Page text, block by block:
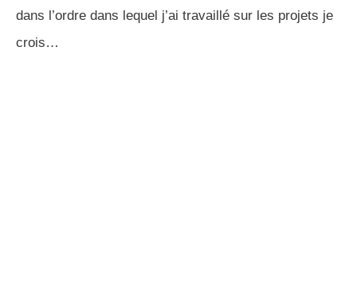
dans l’ordre dans lequel j’ai travaillé sur les projets je
crois…